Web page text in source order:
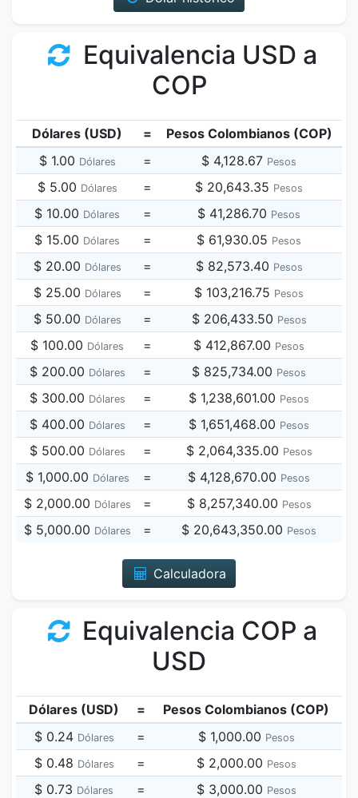
Equivalencia USD a
COP
Dólares (USD) =
Pesos Colombianos (COP)
$ 1.00 Dólares = $ 4,128.67 Pesos
$ 5.00 Dólares = $ 20,643.35 Pesos
$ 10.00 Dólares = $ 41,286.70 Pesos
$ 15.00 Dólares = $ 61,930.05 Pesos
$ 20.00 Dólares = $ 82,573.40 Pesos
$ 25.00 Dólares = $ 103,216.75 Pesos
$ 50.00 Dólares = $ 206,433.50 Pesos
$ 100.00 Dólares = $ 412,867.00 Pesos
$ 200.00 Dólares = $ 825,734.00 Pesos
$ 300.00 Dólares = $ 1,238,601.00 Pesos
$ 400.00 Dólares = $ 1,651,468.00 Pesos
$ 500.00 Dólares = $ 2,064,335.00 Pesos
$ 1,000.00 Dólares = $ 4,128,670.00 Pesos
$ 2,000.00 Dólares = $ 8,257,340.00 Pesos
$ 5,000.00 Dólares = $ 20,643,350.00 Pesos
Calculadora
Equivalencia COP a
USD
Dólares (USD) =
Pesos Colombianos (COP)
$ 0.24 Dólares = $ 1,000.00 Pesos
$ 0.48 Dólares = $ 2,000.00 Pesos
$ 0.73 Dólares = $ 3,000.00 Pesos